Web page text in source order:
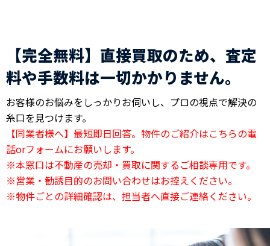
【完全無料】直接買取のため、査定
料や手数料は一切かかりません。
お客様のお悩みをしっかりお伺いし、プロの視点で解決の
糸口を見つけます。
【同業者様へ】最短即日回答。物件のご紹介はこちらの電
話orフォームにお願いします。
※本窓口は不動産の売却・買取に関するご相談専用です。
※営業・勧誘目的のお問い合わせはお控えください。
※物件ごとの詳細確認は、担当者へ直接ご連絡ください。